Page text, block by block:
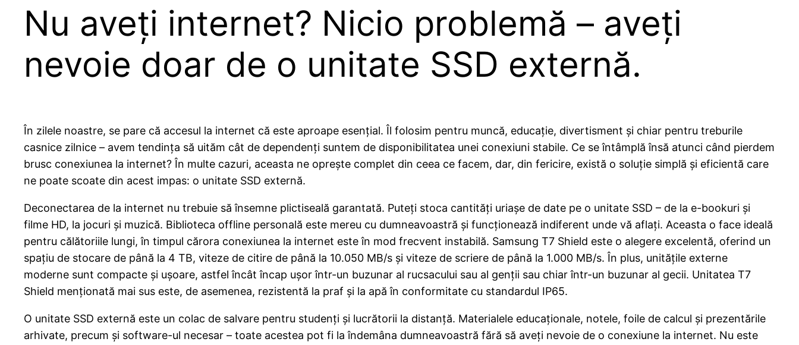
Nu aveți internet? Nicio problemă – aveți
nevoie doar de o unitate SSD externă.
În zilele noastre, se pare că accesul la internet că este aproape esențial. Îl folosim pentru muncă, educație, divertisment și chiar pentru treburile
casnice zilnice – avem tendința să uităm cât de dependenți suntem de disponibilitatea unei conexiuni stabile. Ce se întâmplă însă atunci când pierdem
brusc conexiunea la internet? În multe cazuri, aceasta ne oprește complet din ceea ce facem, dar, din fericire, există o soluție simplă și eficientă care
ne poate scoate din acest impas: o unitate SSD externă.
Deconectarea de la internet nu trebuie să însemne plictiseală garantată. Puteți stoca cantități uriașe de date pe o unitate SSD – de la e-bookuri și
filme HD, la jocuri și muzică. Biblioteca offline personală este mereu cu dumneavoastră și funcționează indiferent unde vă aflați. Aceasta o face ideală
pentru călătoriile lungi, în timpul cărora conexiunea la internet este în mod frecvent instabilă. Samsung T7 Shield este o alegere excelentă, oferind un
spațiu de stocare de până la 4 TB, viteze de citire de până la 10.050 MB/s și viteze de scriere de până la 1.000 MB/s. În plus, unitățile externe
moderne sunt compacte și ușoare, astfel încât încap ușor într-un buzunar al rucsacului sau al genții sau chiar într-un buzunar al gecii. Unitatea T7
Shield menționată mai sus este, de asemenea, rezistentă la praf și la apă în conformitate cu standardul IP65.
O unitate SSD externă este un colac de salvare pentru studenți și lucrătorii la distanță. Materialele educaționale, notele, foile de calcul și prezentările
arhivate, precum și software-ul necesar – toate acestea pot fi la îndemâna dumneavoastră fără să aveți nevoie de o conexiune la internet. Nu este